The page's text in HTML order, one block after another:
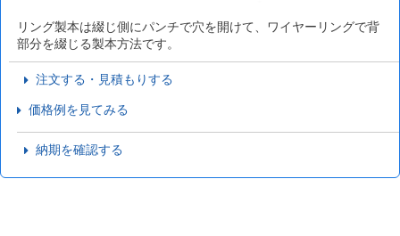
リング製本は綴じ側にパンチで穴を開けて、ワイヤーリングで背
部分を綴じる製本方法です。
注文する・見積もりする
価格例を見てみる
納期を確認する